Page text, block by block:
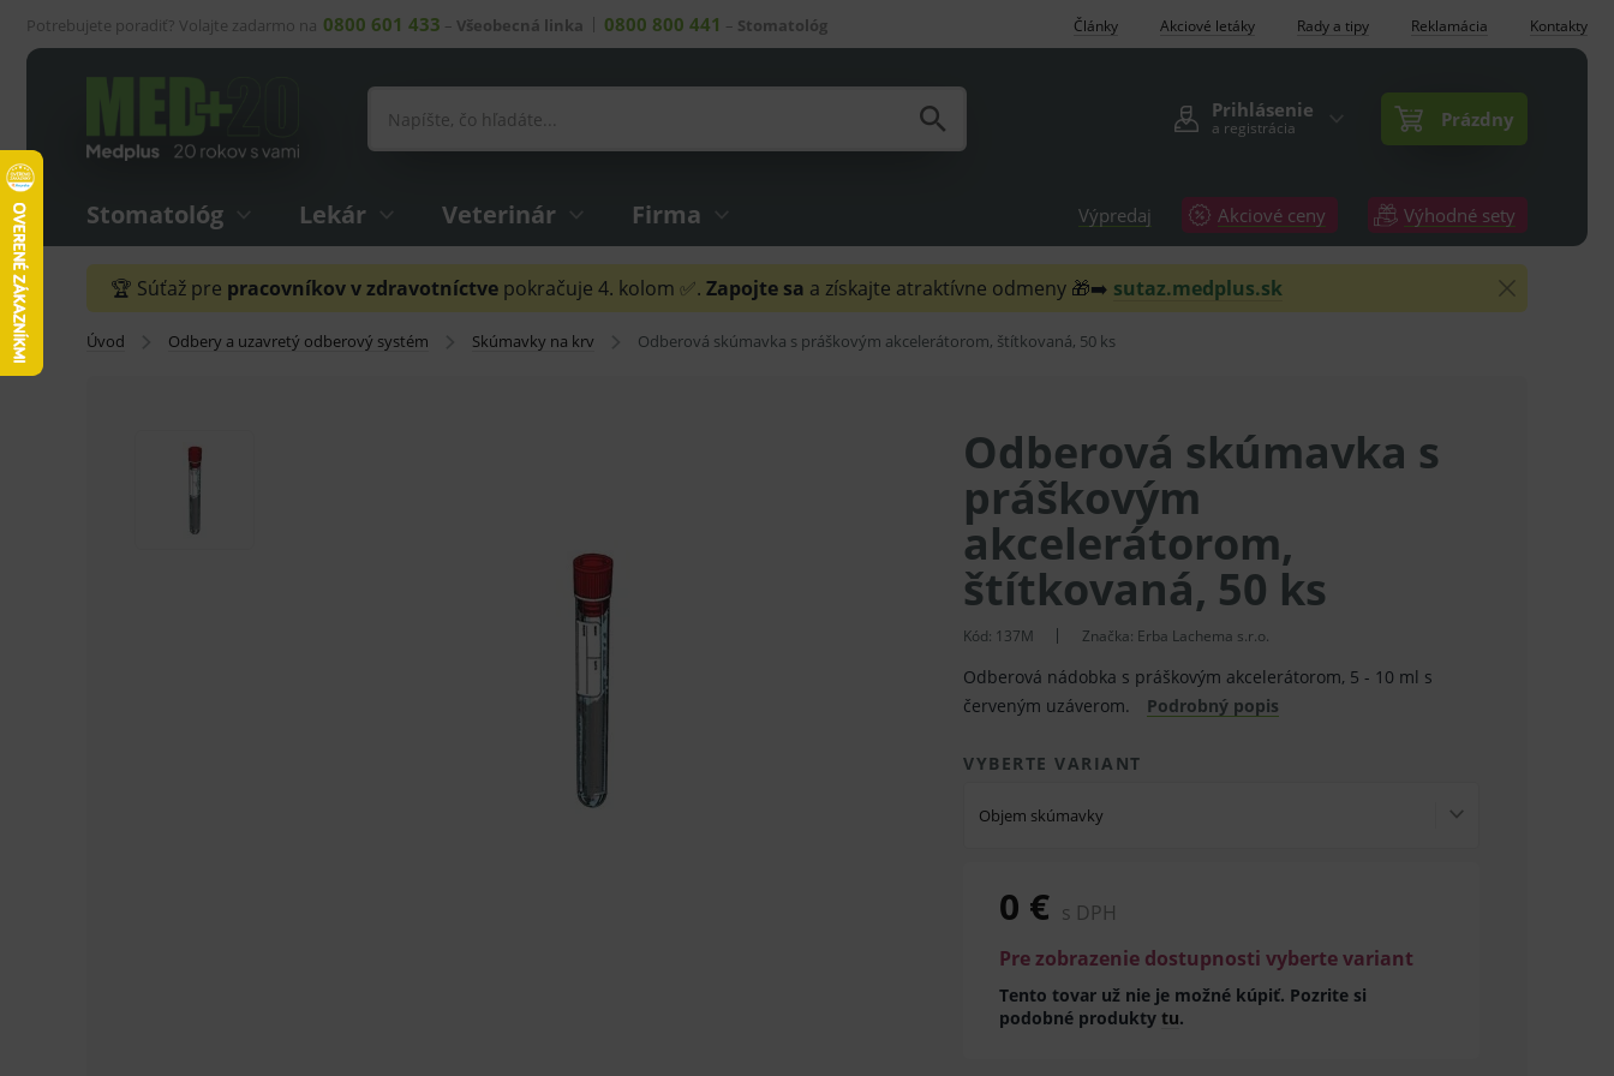
Potrebujete poradiť? Volajte zadarmo na 0800 601 433 – Všeobecná linka 0800 800 441 – Stomatológ Články Akciové letáky Rady a tipy Reklamácia Kontakty
Prihlásenie
a registrácia Prázdny
Stomatológ Lekár Veterinár Firma Výpredaj Akciové ceny Výhodné sety
🏆 Súťaž pre pracovníkov v zdravotníctve pokračuje 4. kolom ✅. Zapojte sa a získajte atraktívne odmeny 🎁➡️ sutaz.medplus.sk
Úvod Odbery a uzavretý odberový systém Skúmavky na krv Odberová skúmavka s práškovým akcelerátorom, štítkovaná, 50 ks
Odberová skúmavka s
práškovým
akcelerátorom,
štítkovaná, 50 ks
Kód: 137M Značka: Erba Lachema s.r.o.
Odberová nádobka s práškovým akcelerátorom, 5 - 10 ml s
červeným uzáverom.
Podrobný popis
VYBERTE VARIANT
Objem skúmavky
0 € s DPH
Pre zobrazenie dostupnosti vyberte variant
Tento tovar už nie je možné kúpiť. Pozrite si
podobné produkty tu.